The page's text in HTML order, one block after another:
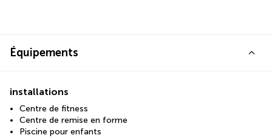
Équipements
installations
Centre de fitness
Centre de remise en forme
Piscine pour enfants